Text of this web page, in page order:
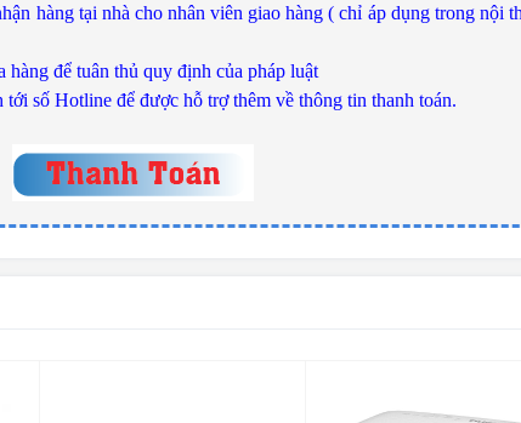
hàng tại nhà cho nhân viên giao hàng ( chỉ áp dụng trong nội
để tuân thủ quy định của pháp luật
số Hotline để được hỗ trợ thêm về thông tin thanh toán.